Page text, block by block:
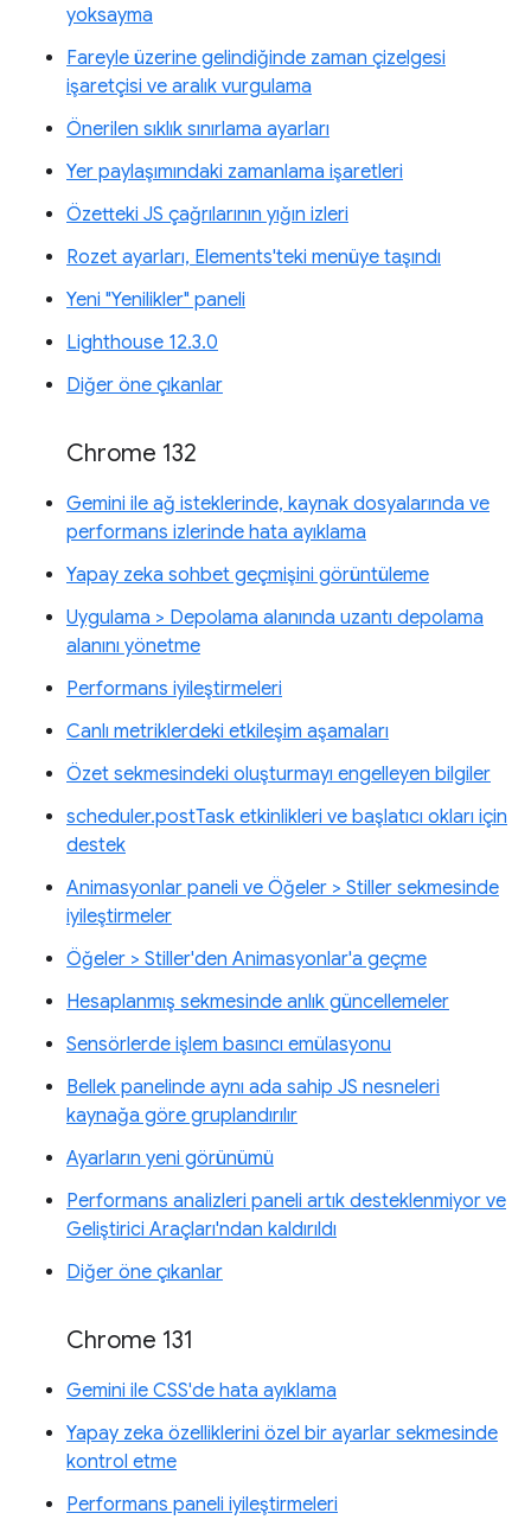
yoksayma
Fareyle üzerine gelindiğinde zaman çizelgesi
işaretçisi ve aralık vurgulama
Önerilen sıklık sınırlama ayarları
Yer paylaşımındaki zamanlama işaretleri
Özetteki JS çağrılarının yığın izleri
Rozet ayarları, Elements'teki menüye taşındı
Yeni "Yenilikler" paneli
Lighthouse 12.3.0
Diğer öne çıkanlar
Chrome 132
Gemini ile ağ isteklerinde, kaynak dosyalarında ve
performans izlerinde hata ayıklama
Yapay zeka sohbet geçmişini görüntüleme
Uygulama > Depolama alanında uzantı depolama
alanını yönetme
Performans iyileştirmeleri
Canlı metriklerdeki etkileşim aşamaları
Özet sekmesindeki oluşturmayı engelleyen bilgiler
scheduler.postTask etkinlikleri ve başlatıcı okları için
destek
Animasyonlar paneli ve Öğeler > Stiller sekmesinde
iyileştirmeler
Öğeler > Stiller'den Animasyonlar'a geçme
Hesaplanmış sekmesinde anlık güncellemeler
Sensörlerde işlem basıncı emülasyonu
Bellek panelinde aynı ada sahip JS nesneleri
kaynağa göre gruplandırılır
Ayarların yeni görünümü
Performans analizleri paneli artık desteklenmiyor ve
Geliştirici Araçları'ndan kaldırıldı
Diğer öne çıkanlar
Chrome 131
Gemini ile CSS'de hata ayıklama
Yapay zeka özelliklerini özel bir ayarlar sekmesinde
kontrol etme
Performans paneli iyileştirmeleri